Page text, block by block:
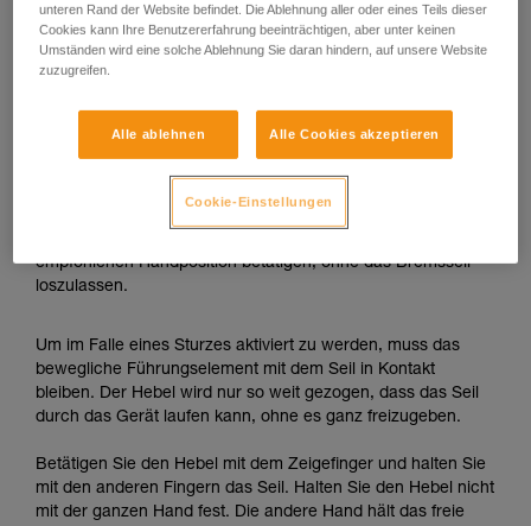
empfohlenen Handposition betätigen, ohne das Bremsseil
loszulassen.
Um im Falle eines Sturzes aktiviert zu werden, muss das
bewegliche Führungselement mit dem Seil in Kontakt
bleiben. Der Hebel wird nur so weit gezogen, dass das Seil
durch das Gerät laufen kann, ohne es ganz freizugeben.
Betätigen Sie den Hebel mit dem Zeigefinger und halten Sie
mit den anderen Fingern das Seil. Halten Sie den Hebel nicht
mit der ganzen Hand fest. Die andere Hand hält das freie
unteren Rand der Website befindet. Die Ablehnung aller oder eines Teils dieser
Cookies kann Ihre Benutzererfahrung beeinträchtigen, aber unter keinen
Umständen wird eine solche Ablehnung Sie daran hindern, auf unsere Website
zuzugreifen.
Alle ablehnen Alle Cookies akzeptieren
Cookie-Einstellungen